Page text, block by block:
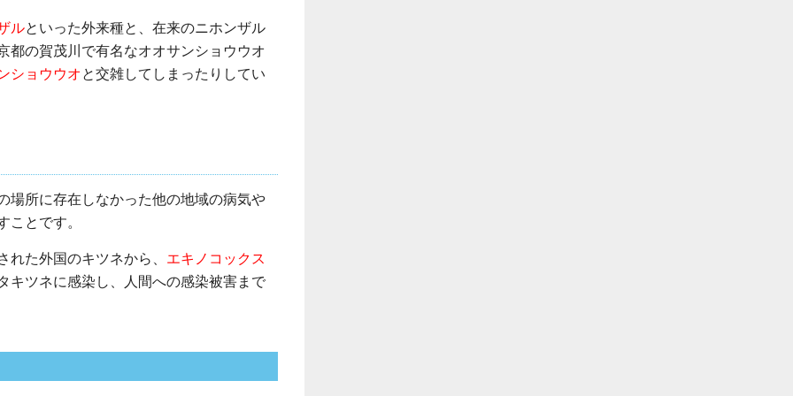
ルといった外来種と、在来のニホンザル
都の賀茂川で有名なオオサンショウウオ
ショウウオと交雑してしまったりしてい
場所に存在しなかった他の地域の病気や
ことです。
れた外国のキツネから、 エキノコックス
キツネに感染し、人間への感染被害まで